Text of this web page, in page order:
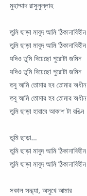
মুহাম্মাদ রাসুলুল্লাহ
তুমি ছাড়া মাবুদ আমি ঠিকানাবিহীন
তুমি ছাড়া মাবুদ আমি ঠিকানাবিহীন
যদিও তুমি দিয়েছো পুরোটা জমিন
যদিও তুমি দিয়েছো পুরোটা জমিন
তবু আমি তোমার হব তোমার অধীন
তবু আমি তোমার হব তোমার অধীন
তুমি ছাড়া হারাবে আকাশ টা রঙিন
তুমি ছাড়া...
তুমি ছাড়া মাবুদ আমি ঠিকানাবিহীন
তুমি ছাড়া মাবুদ আমি ঠিকানাবিহীন
সকাল সন্ধ্যা, অসুখে আমার